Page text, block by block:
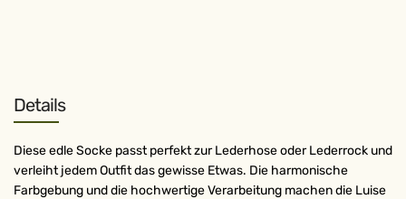
Details
Diese edle Socke passt perfekt zur Lederhose oder Lederrock und
verleiht jedem Outfit das gewisse Etwas. Die harmonische
Farbgebung und die hochwertige Verarbeitung machen die Luise